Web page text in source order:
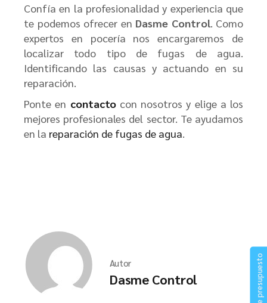
Confía en la profesionalidad y experiencia que
te podemos ofrecer en Dasme Control. Como
expertos en pocería nos encargaremos de
localizar todo tipo de fugas de agua.
Identificando las causas y actuando en su
reparación.
Ponte en contactocon nosotros y elige a los
mejores profesionales del sector. Te ayudamos
en la reparación de fugas de agua.
Autor
Dasme Control Pide presupuesto